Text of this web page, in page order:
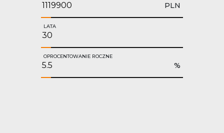
PLN
LATA
OPROCENTOWANIE ROCZNE
%